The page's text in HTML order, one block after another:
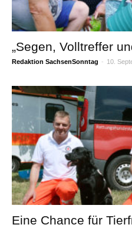
„Segen, Volltreffer
Redaktion SachsenSonntag - 10.
Eine Chance für